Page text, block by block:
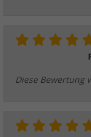
Diese Bewertung